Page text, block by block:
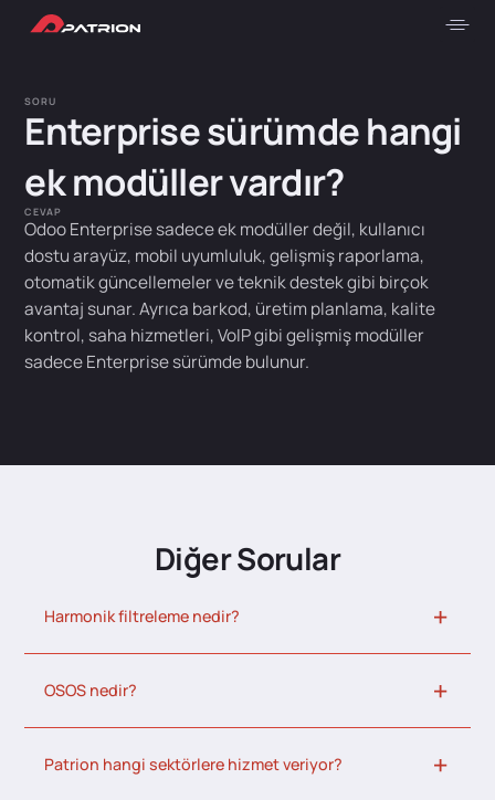
SORU
Enterprise sürümde hangi
ek modüller vardır?
CEVAP
Odoo Enterprise sadece ek modüller değil, kullanıcı
dostu arayüz, mobil uyumluluk, gelişmiş raporlama,
otomatik güncellemeler ve teknik destek gibi birçok
avantaj sunar. Ayrıca barkod, üretim planlama, kalite
kontrol, saha hizmetleri, VoIP gibi gelişmiş modüller
sadece Enterprise sürümde bulunur.
Diğer Sorular
Harmonik filtreleme nedir?
OSOS nedir?
Patrion hangi sektörlere hizmet veriyor?